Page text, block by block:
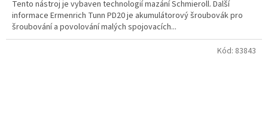
Tento nástroj je vybaven technologií mazání Schmieroll. Další
informace Ermenrich Tunn PD20 je akumulátorový šroubovák pro
šroubování a povolování malých spojovacích...
Kód: 83843